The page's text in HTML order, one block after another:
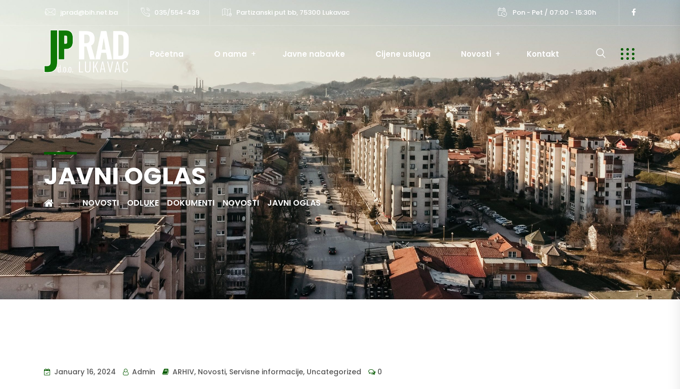
jprad@bih.net.ba 035/554-439 Partizanski put bb, 75300 Lukavac Pon - Pet / 07:00 - 15:30h
Početna O nama Javne nabavke Cijene usluga Novosti Kontakt
JAVNI OGLAS
NOVOSTI ODLUKE DOKUMENTI NOVOSTI JAVNI OGLAS
January 16, 2024 Admin ARHIV, Novosti, Servisne informacije, Uncategorized 0